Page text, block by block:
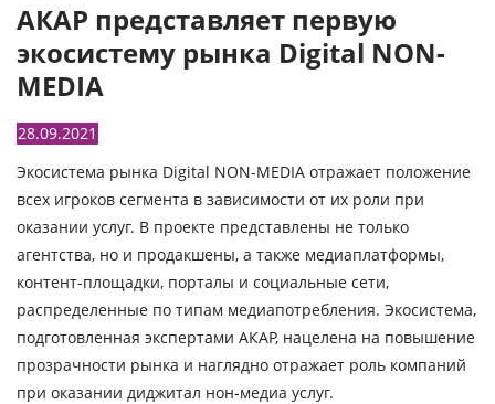
АКАР представляет первую
экосистему рынка Digital NON-
MEDIA
28.09.2021
Экосистема рынка Digital NON-MEDIA отражает положение
всех игроков сегмента в зависимости от их роли при
оказании услуг. В проекте представлены не только
агентства, но и продакшены, а также медиаплатформы,
контент-площадки, порталы и социальные сети,
распределенные по типам медиапотребления. Экосистема,
подготовленная экспертами АКАР, нацелена на повышение
прозрачности рынка и наглядно отражает роль компаний
при оказании диджитал нон-медиа услуг.